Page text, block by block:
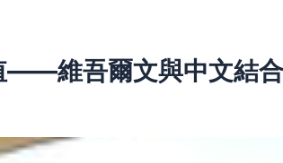
——維吾爾文與中文結